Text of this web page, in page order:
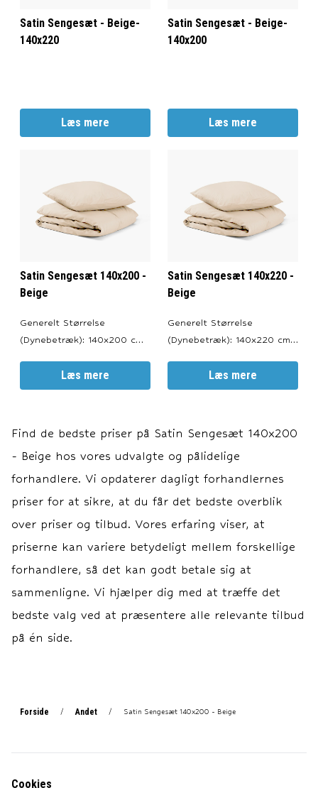
Satin Sengesæt - Beige-
140x220
Læs mere
Satin Sengesæt - Beige-
140x200
Læs mere
Satin Sengesæt 140x200 -
Beige
Generelt Størrelse
(Dynebetræk): 140x200 cm.
60x63 cm. Farve: Beige.
Lynlåslukning i både pude-
Materiale Materiale: 100%
Bomuldssatin. Trådetæthed:
500 tråde pr.
Læs mere
Satin Sengesæt 140x220 -
Beige
Generelt Størrelse
(Dynebetræk): 140x220 cm.
60x63 cm. Farve: Beige.
Lynlåslukning i både pude-
Materiale Materiale: 100%
Bomuldssatin. Trådetæthed:
500 tråde pr.
Læs mere
Find de bedste priser på Satin Sengesæt 140x200
- Beige hos vores udvalgte og pålidelige
forhandlere. Vi opdaterer dagligt forhandlernes
priser for at sikre, at du får det bedste overblik
over priser og tilbud. Vores erfaring viser, at
priserne kan variere betydeligt mellem forskellige
forhandlere, så det kan godt betale sig at
sammenligne. Vi hjælper dig med at træffe det
bedste valg ved at præsentere alle relevante tilbud
på én side.
Forside / Andet / Satin Sengesæt 140x200 - Beige
Cookies